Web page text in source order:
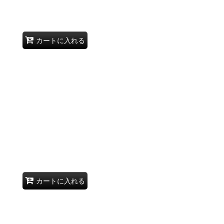
カートに入れる
カートに入れる